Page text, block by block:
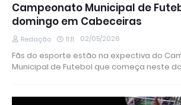
Campeonato Municipal de
domingo em Cabeceiras
Redação 11:11 02/05/2026
Fãs do esporte estão na expectiva do
Municipal de Futebol que começa neste